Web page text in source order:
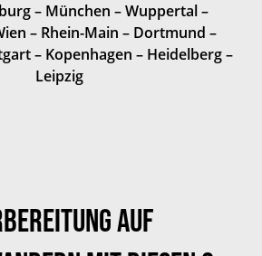
– München – Wuppertal –
– Rhein-Main – Dortmund –
– Kopenhagen – Heidelberg –
Leipzig
auf